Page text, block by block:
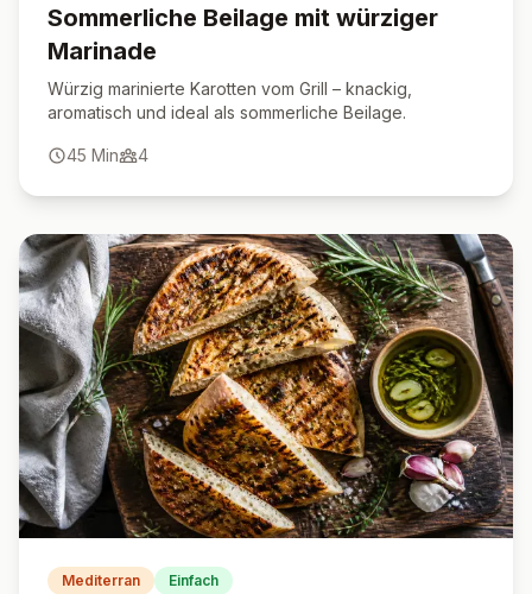
Sommerliche Beilage mit würziger
Marinade
Würzig marinierte Karotten vom Grill – knackig,
aromatisch und ideal als sommerliche Beilage.
45 Min 4
Mediterran Einfach